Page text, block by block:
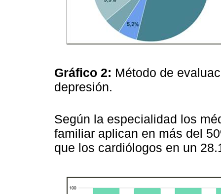
Gráfico 2: Método de
depresión.
Según la especialidad los
familiar aplican en más del
que los cardiólogos en un